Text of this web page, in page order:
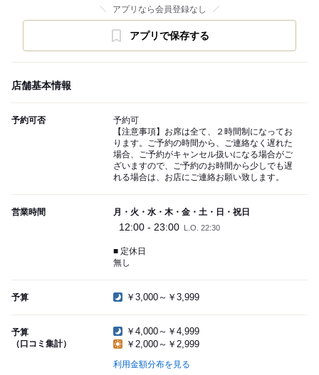
アプリなら会員登録なし
アプリで保存する
店舗基本情報
予約可否
予約可
【注意事項】お席は全て、２時間制になってお
ります。ご予約の時間から、ご連絡なく遅れた
場合、ご予約がキャンセル扱いになる場合がご
ざいますので、ご予約のお時間から少しでも遅
れる場合は、お店にご連絡お願い致します。
営業時間 月・火・水・木・金・土・日・祝日
12:00 - 23:00 L.O. 22:30
■ 定休日
無し
予算 ￥3,000～￥3,999
予算
（口コミ集計）
￥4,000～￥4,999
￥2,000～￥2,999
利用金額分布を見る